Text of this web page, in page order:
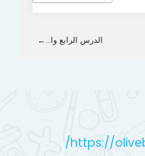
الدرس الرابع وا...←
https://